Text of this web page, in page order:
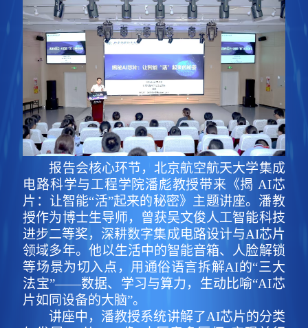
报告会核心环节，北京航空航天大学集成
电路科学与工程学院潘彪教授带来《揭 AI芯
片：让智能“活”起来的秘密》主题讲座。潘教
授作为博士生导师，曾获吴文俊人工智能科技
进步二等奖，深耕数字集成电路设计与AI芯片
领域多年。他以生活中的智能音箱、人脸解锁
等场景为切入点，用通俗语言拆解AI的“三大
法宝”——数据、学习与算力，生动比喻“AI芯
片如同设备的大脑”。
讲座中，潘教授系统讲解了AI芯片的分类